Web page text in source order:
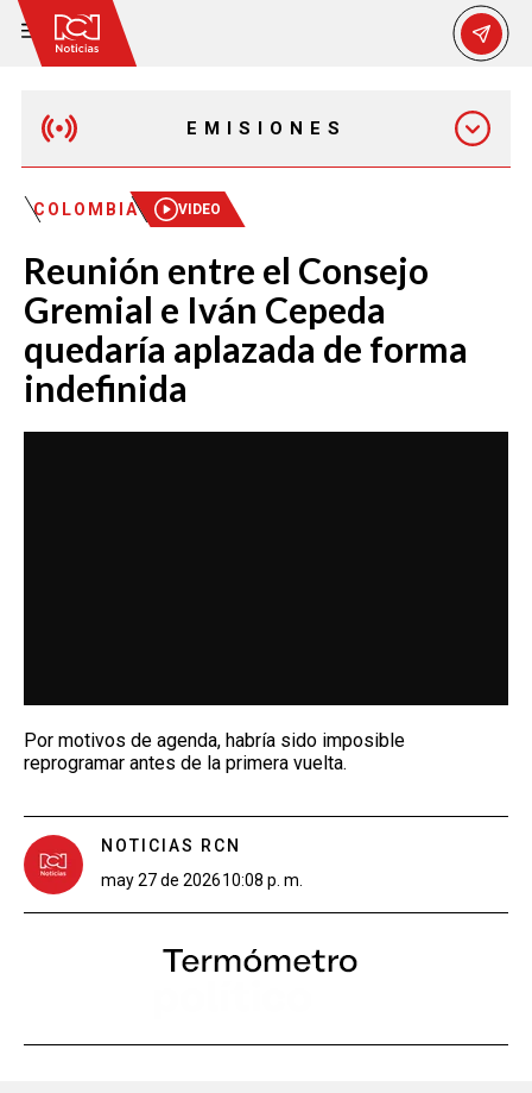
EMISIONES
MAÑANA EXPRESS
EMISIÓN 12:30 PM
EMISIÓN 7:00 PM
EMISIÓN 11:30 PM
COLOMBIA VIDEO
Reunión entre el Consejo
Gremial e Iván Cepeda
quedaría aplazada de forma
indefinida
Por motivos de agenda, habría sido imposible
reprogramar antes de la primera vuelta.
NOTICIAS RCN
may 27 de 202610:08 p. m.